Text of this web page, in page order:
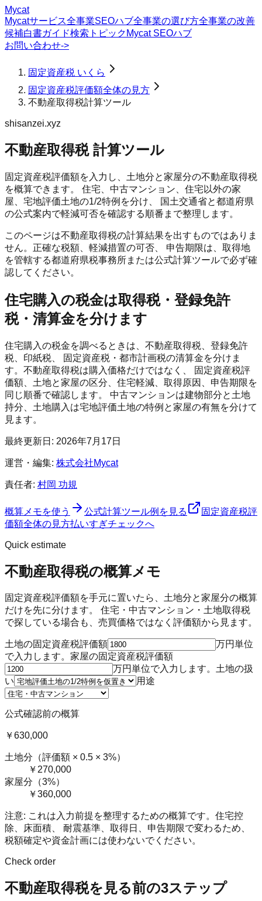
Mycat
Mycatサービス全事業SEOハブ全事業の選び方全事業の改善
候補白書ガイド検索トピック Mycat SEOハブ
お問い合わせ->
固定資産税 いくら
固定資産税評価額全体の見方
不動産取得税計算ツール
shisanzei.xyz
不動産取得税 計算ツール
固定資産税評価額を入力し、土地分と家屋分の不動産取得税
を概算できます。 住宅、中古マンション、住宅以外の家
屋、宅地評価土地の1/2特例を分け、 国土交通省と都道府県
の公式案内で軽減可否を確認する順番まで整理します。
このページは不動産取得税の計算結果を出すものではありま
せん。正確な税額、軽減措置の可否、 申告期限は、取得地
を管轄する都道府県税事務所または公式計算ツールで必ず確
認してください。
住宅購入の税金は取得税・登録免許
税・清算金を分けます
住宅購入の税金を調べるときは、不動産取得税、登録免許
税、印紙税、 固定資産税・都市計画税の清算金を分けま
す。不動産取得税は購入価格だけではなく、 固定資産税評
価額、土地と家屋の区分、住宅軽減、取得原因、申告期限を
同じ順番で確認します。 中古マンションは建物部分と土地
持分、土地購入は宅地評価土地の特例と家屋の有無を分けて
見ます。
最終更新日: 2026年7月17日
運営・編集: 株式会社Mycat
責任者: 村岡 功規
概算メモを使う 公式計算ツール例を見る
固定資産税評
価額全体の見方払いすぎチェックへ
Quick estimate
不動産取得税の概算メモ
固定資産税評価額を手元に置いたら、土地分と家屋分の概算
だけを先に分けます。 住宅・中古マンション・土地取得税
で探している場合も、売買価格ではなく評価額から見ます。
土地の固定資産税評価額
万円単位
で入力します。 家屋の固定資産税評価額
万円単位で入力します。 土地の扱
い
用途
公式確認前の概算
￥630,000
土地分（評価額 × 0.5 × 3%）
￥270,000
家屋分（3%）
￥360,000
注意: これは入力前提を整理するための概算です。住宅控
除、床面積、 耐震基準、取得日、申告期限で変わるため、
税額確定や資金計画には使わないでください。
Check order
不動産取得税を見る前の3ステップ